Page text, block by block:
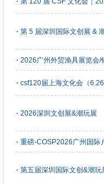
· 第 5 届深圳国际文创展 &
· 2026广州外贸渔具展览会/
· csf120届上海文化会（
· 2026深圳文创展&潮玩展
· 重磅-COSP2026广州国际
· 第五届深圳国际文创&潮玩